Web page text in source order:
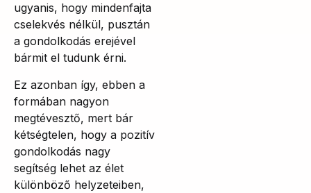
ugyanis, hogy mindenfajta
cselekvés nélkül, pusztán
a gondolkodás erejével
bármit el tudunk érni.
Ez azonban így, ebben a
formában nagyon
megtévesztő, mert bár
kétségtelen, hogy a pozitív
gondolkodás nagy
segítség lehet az élet
különböző helyzeteiben,